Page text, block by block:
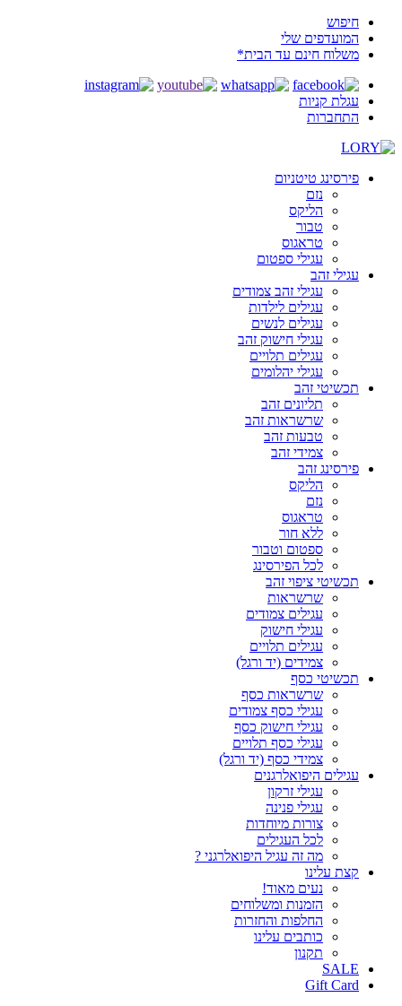
חיפוש
המועדפים שלי
משלוח חינם עד הבית*
עגלת קניות
התחברות
פירסינג טיטניום
נזם
הליקס
טבור
טראגוס
עגילי ספטום
עגילי זהב
עגילי זהב צמודים
עגילים לילדות
עגילים לנשים
עגילי חישוק זהב
עגילים תלויים
עגילי יהלומים
תכשיטי זהב
תליונים זהב
שרשראות זהב
טבעות זהב
צמידי זהב
פירסינג זהב
הליקס
נזם
טראגוס
ללא חור
ספטום וטבור
לכל הפירסינג
תכשיטי ציפוי זהב
שרשראות
עגילים צמודים
עגילי חישוק
עגילים תלויים
צמידים (יד ורגל)
תכשיטי כסף
שרשראות כסף
עגילי כסף צמודים
עגילי חישוק כסף
עגילי כסף תלויים
צמידי כסף (יד ורגל)
עגילים היפואלרגנים
עגילי זרקון
עגילי פנינה
צורות מיוחדות
לכל העגילים
מה זה עגיל היפואלרגני ?
קצת עלינו
נעים מאוד!
הזמנות ומשלוחים
החלפות והחזרות
כותבים עלינו
תקנון
SALE
Gift Card